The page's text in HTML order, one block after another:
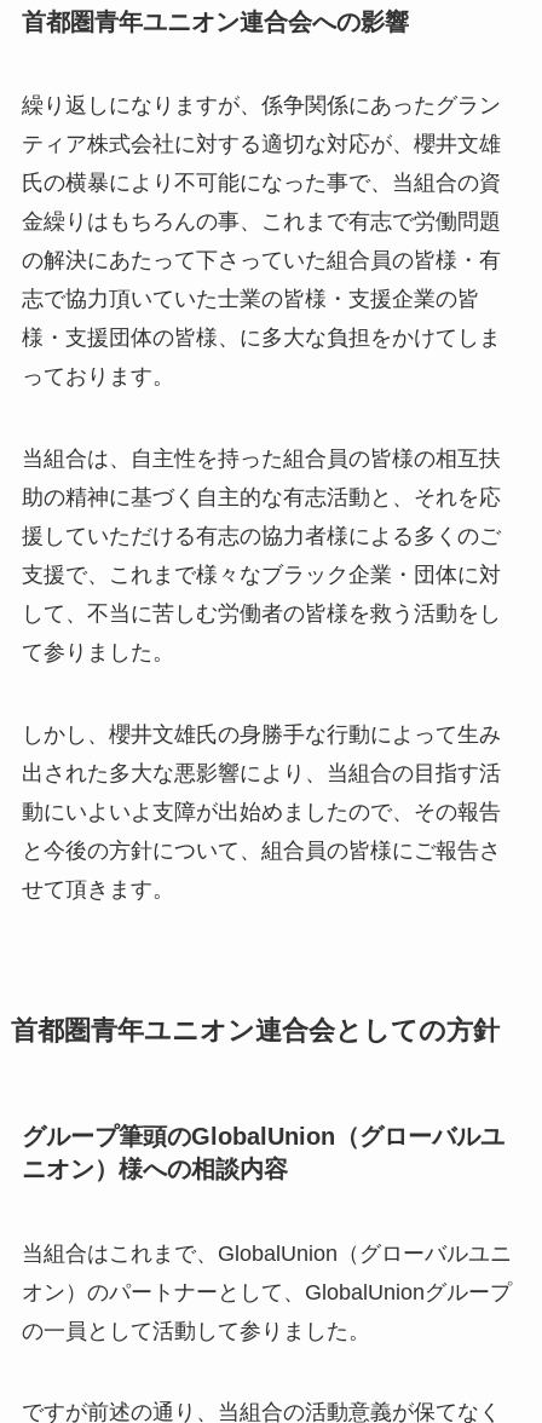
首都圏青年ユニオン連合会への影響
繰り返しになりますが、係争関係にあったグラン
ティア株式会社に対する適切な対応が、櫻井文雄
氏の横暴により不可能になった事で、当組合の資
金繰りはもちろんの事、これまで有志で労働問題
の解決にあたって下さっていた組合員の皆様・有
志で協力頂いていた士業の皆様・支援企業の皆
様・支援団体の皆様、に多大な負担をかけてしま
っております。
当組合は、自主性を持った組合員の皆様の相互扶
助の精神に基づく自主的な有志活動と、それを応
援していただける有志の協力者様による多くのご
支援で、これまで様々なブラック企業・団体に対
して、不当に苦しむ労働者の皆様を救う活動をし
て参りました。
しかし、櫻井文雄氏の身勝手な行動によって生み
出された多大な悪影響により、当組合の目指す活
動にいよいよ支障が出始めましたので、その報告
と今後の方針について、組合員の皆様にご報告さ
せて頂きます。
首都圏青年ユニオン連合会としての方針
グループ筆頭のGlobalUnion（グローバルユ
ニオン）様への相談内容
当組合はこれまで、GlobalUnion（グローバルユニ
オン）のパートナーとして、GlobalUnionグループ
の一員として活動して参りました。
ですが前述の通り、当組合の活動意義が保てなく